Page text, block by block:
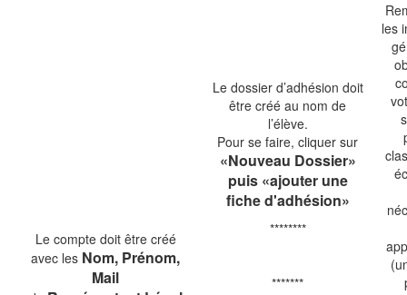
Le compte doit être créé
avec les Nom, Prénom,
Mail
Le dossier d’adhésion doit
être créé au nom de
l’élève.
Pour se faire, cliquer sur
«Nouveau Dossier»
puis «ajouter une
fiche d'adhésion»
********
*******
les